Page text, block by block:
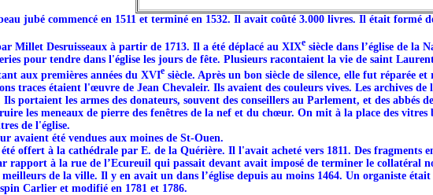
jubé commencé en 1511 et terminé en 1532. Il avait coûté 3.000 livres. Il était formé
Millet Desruisseaux à partir de 1713. Il a été déplacé au XIXe siècle dans l’église de la
pour tendre dans l'église les jours de fête. Plusieurs racontaient la vie de saint
aux premières années du XVIe siècle. Après un bon siècle de silence, elle fut réparée
traces étaient l'œuvre de Jean Chevaleir. Ils avaient des couleurs vives. Les archives
portaient les armes des donateurs, souvent des conseillers au Parlement, et des abbés
les meneaux de pierre des fenêtres de la nef et du chœur. On mit à la place des vitres
de l'église.
avaient été vendues aux moines de St-Ouen.
offert à la cathédrale par E. de la Quérière. Il l'avait acheté vers 1811. Des fragments
rapport à la rue de l’Ecureuil qui passait devant avait imposé de terminer le collatéral
meilleurs de la ville. Il y en avait un dans l’église depuis au moins 1464. Un organiste
Carlier et modifié en 1781 et 1786.